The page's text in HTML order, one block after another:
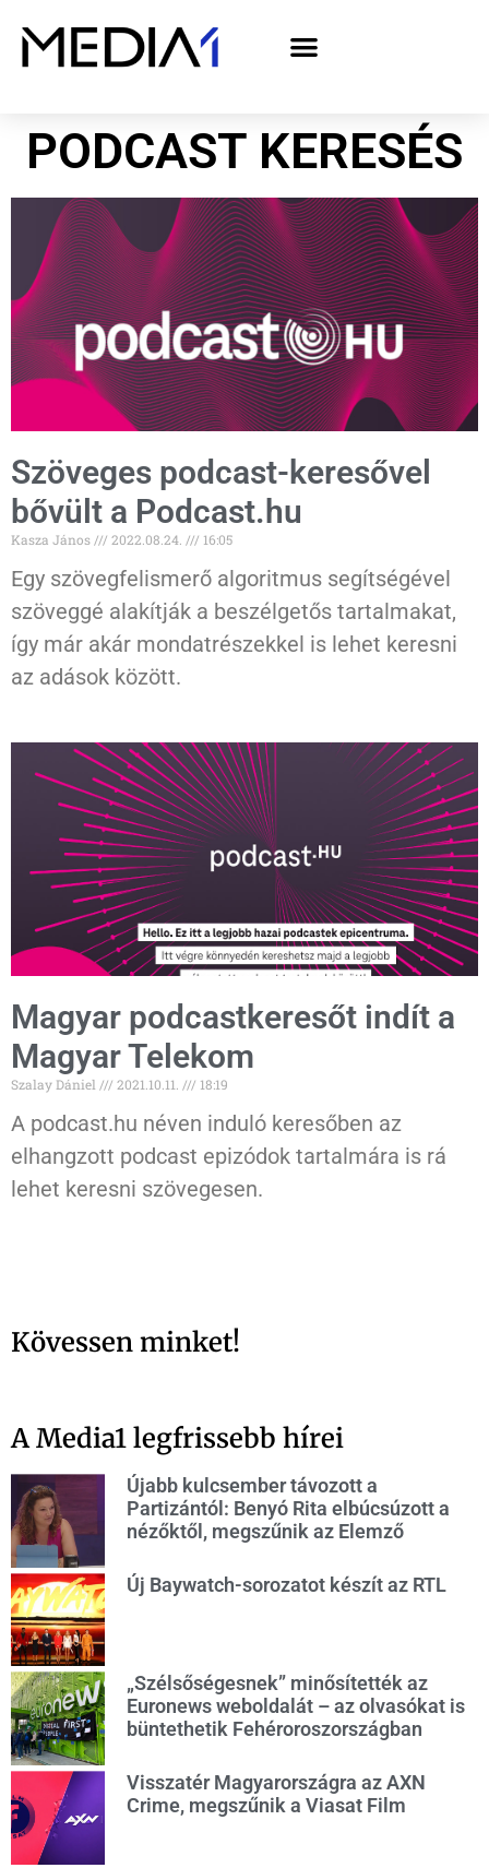
PODCAST KERESÉS
Szöveges podcast-keresővel
bővült a Podcast.hu
Kasza János 2022.08.24. 16:05
Egy szövegfelismerő algoritmus segítségével
szöveggé alakítják a beszélgetős tartalmakat,
így már akár mondatrészekkel is lehet keresni
az adások között.
Magyar podcastkeresőt indít a
Magyar Telekom
Szalay Dániel 2021.10.11. 18:19
A podcast.hu néven induló keresőben az
elhangzott podcast epizódok tartalmára is rá
lehet keresni szövegesen.
Kövessen minket!
A Media1 legfrissebb hírei
Újabb kulcsember távozott a
Partizántól: Benyó Rita elbúcsúzott a
nézőktől, megszűnik az Elemző
Új Baywatch-sorozatot készít az RTL
„Szélsőségesnek” minősítették az
Euronews weboldalát – az olvasókat is
büntethetik Fehéroroszországban
Visszatér Magyarországra az AXN
Crime, megszűnik a Viasat Film